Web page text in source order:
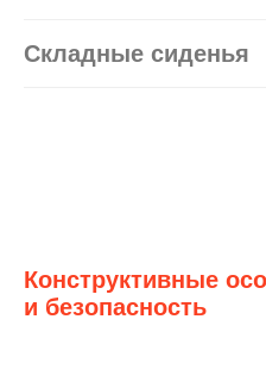
Складные сиденья
Конструктивные
и безопасность